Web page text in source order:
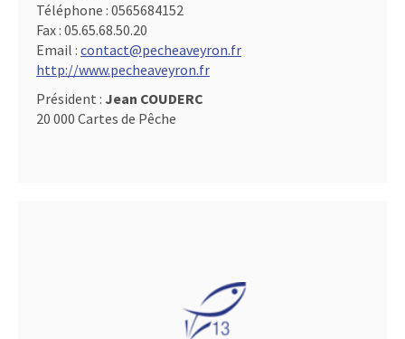
Téléphone : 0565684152
Fax : 05.65.68.50.20
Email : contact@pecheaveyron.fr
http://www.pecheaveyron.fr
Président : Jean COUDERC
20 000 Cartes de Pêche